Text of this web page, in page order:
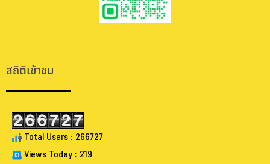
สถิติเข้าชม
Total Users : 266727
Views Today : 219